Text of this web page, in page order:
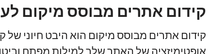
קידום אתרים מבוסס מיקום
קידום אתרים מבוסס מיקום הוא היבט חיוני של
אופטימיזציה של האתר שלך למילות מפתח